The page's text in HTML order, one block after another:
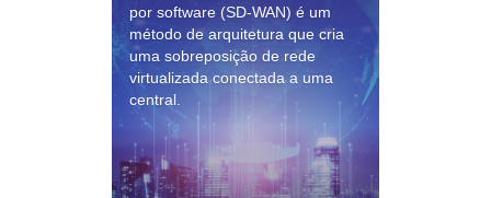
por software (SD-WAN) é um
método de arquitetura que cria
uma sobreposição de rede
virtualizada conectada a uma
central.